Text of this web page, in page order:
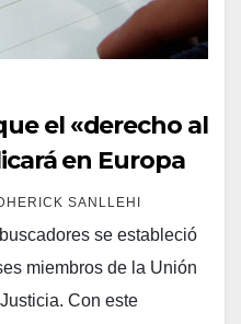
el «derecho al
en Europa
SANLLEHI
se estableció
miembros de la Unión
Con este